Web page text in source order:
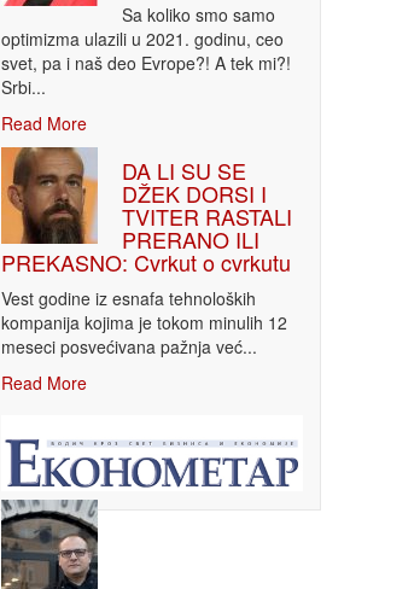
Sa koliko smo samo
optimizma ulazili u 2021. godinu, ceo
svet, pa i naš deo Evrope?! A tek mi?!
Srbi...
Read More
DA LI SU SE
DŽEK DORSI I
TVITER RASTALI
PRERANO ILI
PREKASNO: Cvrkut o cvrkutu
Vest godine iz esnafa tehnoloških
kompanija kojima je tokom minulih 12
meseci posvećivana pažnja već...
Read More